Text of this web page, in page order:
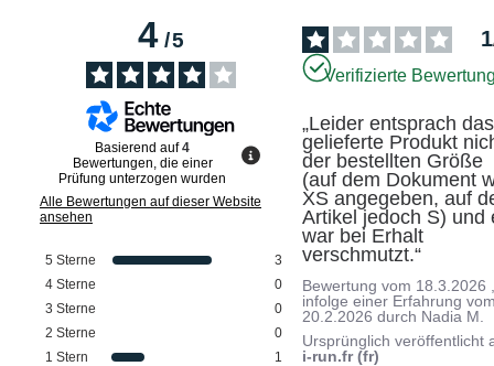
4/5
Basierend auf4
Bewertungen, die einer
Prüfung unterzogen wurden
Alle Bewertungen auf dieser Website
ansehen
5 Sterne
3
4 Sterne
0
3 Sterne
0
2 Sterne
0
1 Stern 1
1
Verifizierte
„Leider entsprach das
gelieferte Produkt
der bestellten Größe
(auf dem Dokument
XS angegeben, auf
Artikel jedoch S) und
war bei Erhalt
verschmutzt.“
Bewertung vom 18.3.2026
infolge einer Erfahrung
20.2.2026 durch Nadia M.
Ursprünglich veröffentlicht
i-run.fr (fr)